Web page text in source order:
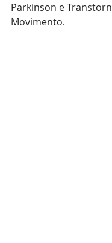
Parkinson e
Movimento.